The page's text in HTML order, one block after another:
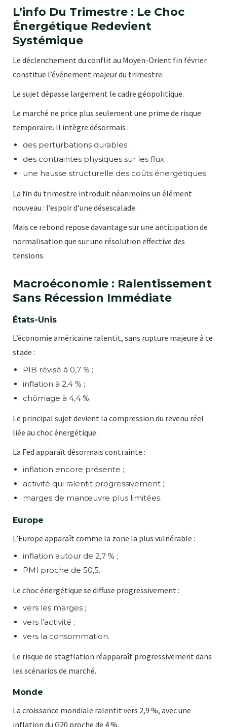
L’info Du Trimestre : Le Choc
Énergétique Redevient
Systémique
Le déclenchement du conflit au Moyen-Orient fin février
constitue l’événement majeur du trimestre.
Le sujet dépasse largement le cadre géopolitique.
Le marché ne price plus seulement une prime de risque
temporaire. Il intègre désormais :
des perturbations durables ;
des contraintes physiques sur les flux ;
une hausse structurelle des coûts énergétiques.
La fin du trimestre introduit néanmoins un élément
nouveau : l’espoir d’une désescalade.
Mais ce rebond repose davantage sur une anticipation de
normalisation que sur une résolution effective des
tensions.
Macroéconomie : Ralentissement
Sans Récession Immédiate
États-Unis
L’économie américaine ralentit, sans rupture majeure à ce
stade :
PIB révisé à 0,7 % ;
inflation à 2,4 % ;
chômage à 4,4 %.
Le principal sujet devient la compression du revenu réel
liée au choc énergétique.
La Fed apparaît désormais contrainte :
inflation encore présente ;
activité qui ralentit progressivement ;
marges de manœuvre plus limitées.
Europe
L’Europe apparaît comme la zone la plus vulnérable :
inflation autour de 2,7 % ;
PMI proche de 50,5.
Le choc énergétique se diffuse progressivement :
vers les marges ;
vers l’activité ;
vers la consommation.
Le risque de stagflation réapparaît progressivement dans
les scénarios de marché.
Monde
La croissance mondiale ralentit vers 2,9 %, avec une
inflation du G20 proche de 4 %.